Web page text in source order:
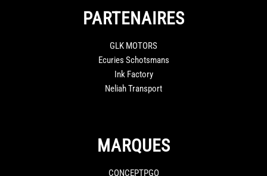
PARTENAIRES
GLK MOTORS
Ecuries Schotsmans
Ink Factory
Neliah Transport
MARQUES
CONCEPTPGO